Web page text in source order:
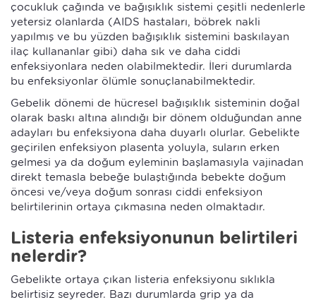
çocukluk çağında ve bağışıklık sistemi çeşitli nedenlerle
yetersiz olanlarda (AIDS hastaları, böbrek nakli
yapılmış ve bu yüzden bağışıklık sistemini baskılayan
ilaç kullananlar gibi) daha sık ve daha ciddi
enfeksiyonlara neden olabilmektedir. İleri durumlarda
bu enfeksiyonlar ölümle sonuçlanabilmektedir.
Gebelik dönemi de hücresel bağışıklık sisteminin doğal
olarak baskı altına alındığı bir dönem olduğundan anne
adayları bu enfeksiyona daha duyarlı olurlar. Gebelikte
geçirilen enfeksiyon plasenta yoluyla, suların erken
gelmesi ya da doğum eyleminin başlamasıyla vajinadan
direkt temasla bebeğe bulaştığında bebekte doğum
öncesi ve/veya doğum sonrası ciddi enfeksiyon
belirtilerinin ortaya çıkmasına neden olmaktadır.
Listeria enfeksiyonunun belirtileri
nelerdir?
Gebelikte ortaya çıkan listeria enfeksiyonu sıklıkla
belirtisiz seyreder. Bazı durumlarda grip ya da